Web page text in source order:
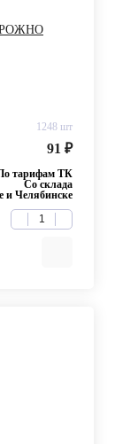
1248 шт
91 ₽
тарифам ТК
Со склада
и Челябинске